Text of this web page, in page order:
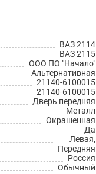
ВАЗ 2114
ВАЗ 2115
ООО ПО "Начало"
Альтернативная
21140-6100015
21140-6100015
Дверь передняя
Металл
Окрашенная
Да
Левая,
Передняя
Россия
Обычный